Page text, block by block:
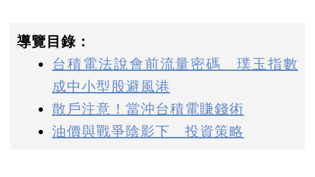
導覽目錄：
台積電法說會前流量密碼 璞玉指數
成中小型股避風港
散戶注意！當沖台積電賺錢術
油價與戰爭陰影下 投資策略